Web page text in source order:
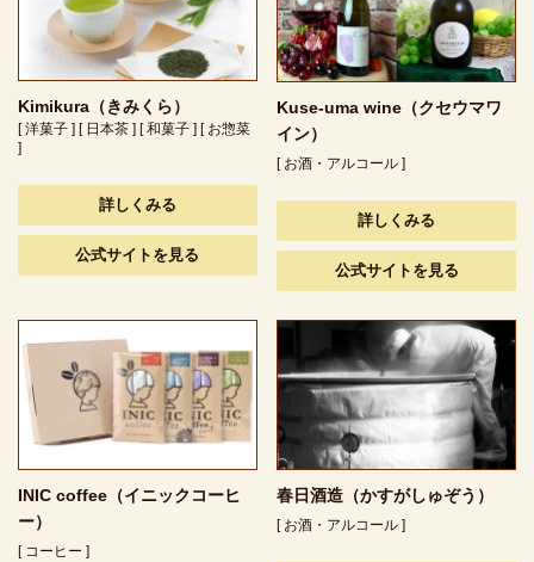
Kimikura（きみくら）
[ 洋菓子 ] [ 日本茶 ] [ 和菓子 ] [ お惣菜
]
詳しくみる
公式サイトを見る
Kuse-uma wine（クセウマワ
イン）
[ お酒・アルコール ]
詳しくみる
公式サイトを見る
INIC coffee（イニックコーヒ
ー）
[ コーヒー ]
春日酒造（かすがしゅぞう）
[ お酒・アルコール ]